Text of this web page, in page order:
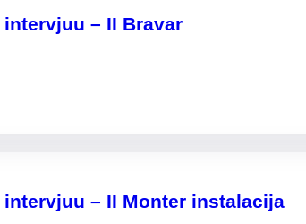
– II Bravar
– II Monter instalacija